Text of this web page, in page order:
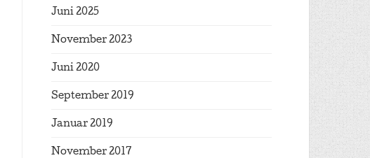
Juni 2025
November 2023
Juni 2020
September 2019
Januar 2019
November 2017